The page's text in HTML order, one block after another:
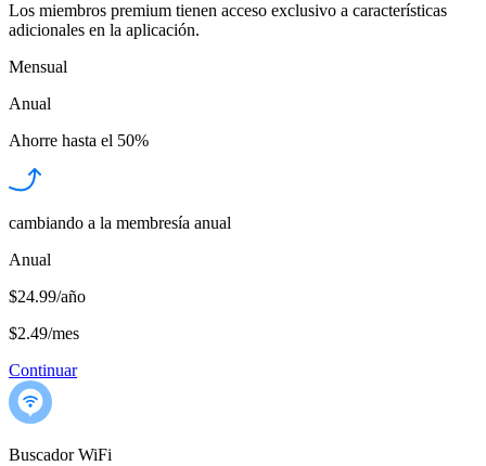
Los miembros premium tienen acceso exclusivo a características
adicionales en la aplicación.
Mensual
Anual
Ahorre hasta el 50%
cambiando a la membresía anual
Anual
$24.99/año
$2.49/mes
Continuar
Buscador WiFi